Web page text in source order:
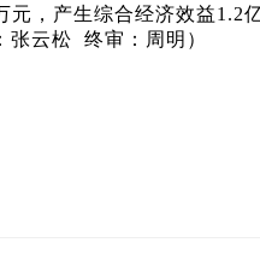
，产生综合经济效益1.2
云松 终审：周明）